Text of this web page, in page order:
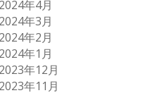
2024年4月
2024年3月
2024年2月
2024年1月
2023年12月
2023年11月